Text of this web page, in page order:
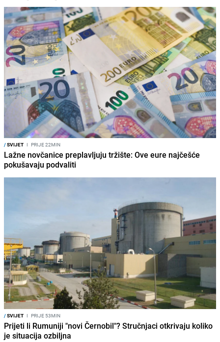
/SVIJET I PRIJE 22MIN
Lažne novčanice preplavljuju tržište: Ove eure najčešće
pokušavaju podvaliti
/SVIJET I PRIJE 53MIN
Prijeti li Rumuniji "novi Černobil"? Stručnjaci otkrivaju koliko
je situacija ozbiljna